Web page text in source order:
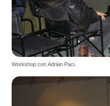
Workshop con Adrian Paci.